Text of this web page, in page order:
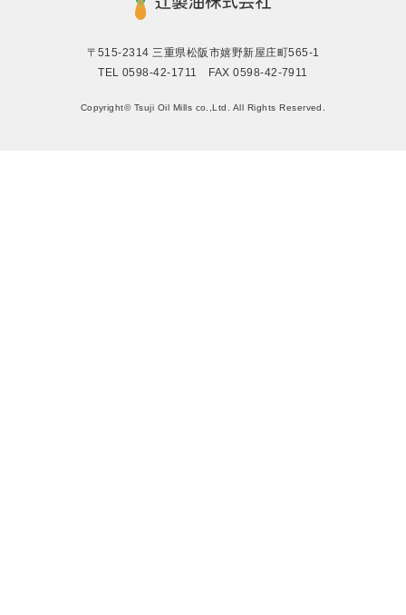
〒515-2314 三重県松阪市嬉野新屋庄町565-1
TEL 0598-42-1711 FAX 0598-42-7911
Copyright© Tsuji Oil Mills co.,Ltd. All Rights Reserved.